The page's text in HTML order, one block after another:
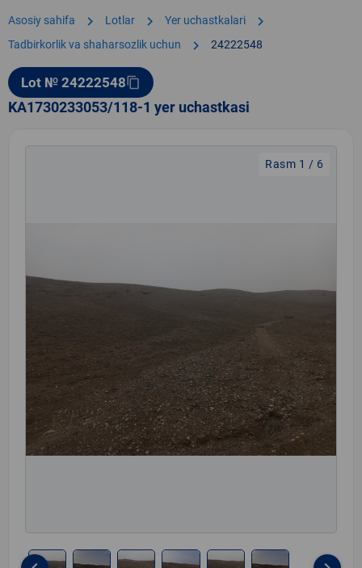
Asosiy sahifa chevron_right Lotlar chevron_right Yer uchastkalari chevron_right
Tadbirkorlik va shaharsozlik uchun chevron_right 24222548
Lot № 24222548content_copy
KA1730233053/118-1 yer uchastkasi
Rasm 1 / 6